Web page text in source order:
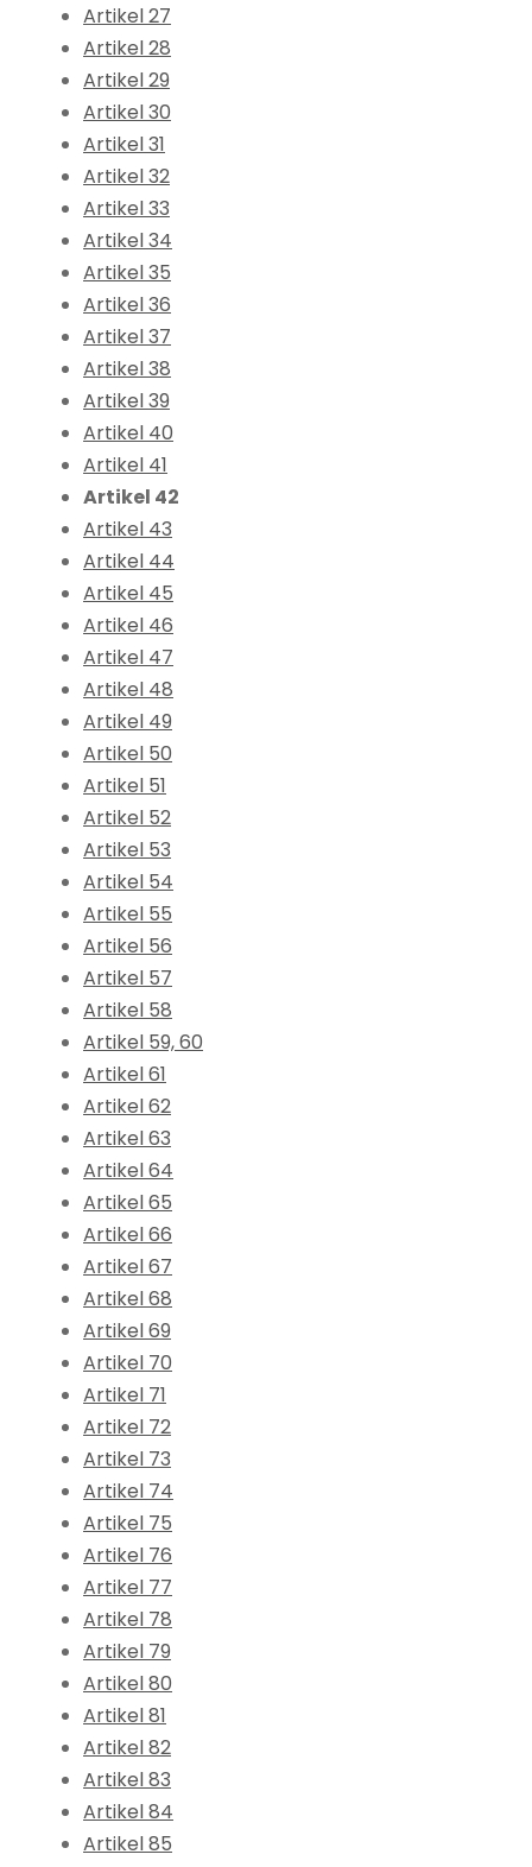
Artikel 27
Artikel 28
Artikel 29
Artikel 30
Artikel 31
Artikel 32
Artikel 33
Artikel 34
Artikel 35
Artikel 36
Artikel 37
Artikel 38
Artikel 39
Artikel 40
Artikel 41
Artikel 42
Artikel 43
Artikel 44
Artikel 45
Artikel 46
Artikel 47
Artikel 48
Artikel 49
Artikel 50
Artikel 51
Artikel 52
Artikel 53
Artikel 54
Artikel 55
Artikel 56
Artikel 57
Artikel 58
Artikel 59, 60
Artikel 61
Artikel 62
Artikel 63
Artikel 64
Artikel 65
Artikel 66
Artikel 67
Artikel 68
Artikel 69
Artikel 70
Artikel 71
Artikel 72
Artikel 73
Artikel 74
Artikel 75
Artikel 76
Artikel 77
Artikel 78
Artikel 79
Artikel 80
Artikel 81
Artikel 82
Artikel 83
Artikel 84
Artikel 85